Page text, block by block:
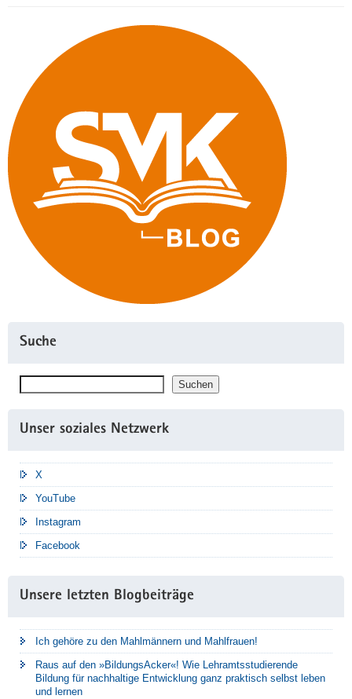
Suche
Suchen
Unser soziales Netzwerk
X
YouTube
Instagram
Facebook
Unsere letzten Blogbeiträge
Ich gehöre zu den Mahlmännern und Mahlfrauen!
Raus auf den »BildungsAcker«! Wie Lehramtsstudierende
Bildung für nachhaltige Entwicklung ganz praktisch selbst leben
und lernen